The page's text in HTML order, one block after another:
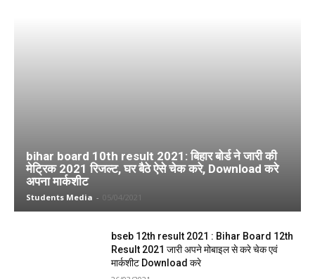
bihar board 10th result 2021: बिहार बोर्ड ने जारी की
मेट्रिक 2021 रिजल्ट, घर बैठे ऐसे चेक करे, Download करे
अपना मार्कशीट
Students Media - 05/04/2021
bseb 12th result 2021 : Bihar Board 12th
Result 2021 जारी अपने मोबाइल से करे चेक एवं
मार्कशीट Download करे